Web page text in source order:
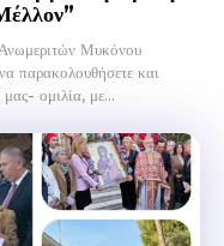
Μυκόνου
και
ομιλία, με...